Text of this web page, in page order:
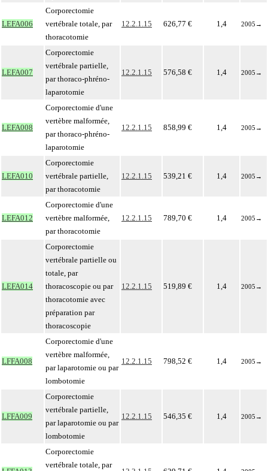
LEFA006
Corporectomie
vertébrale totale, par
thoracotomie
12.2.1.15 626,77 € 1,4 2005 →
LEFA007
Corporectomie
vertébrale partielle,
par thoraco-phréno-
laparotomie
12.2.1.15 576,58 € 1,4 2005 →
LEFA008
Corporectomie d'une
vertèbre malformée,
par thoraco-phréno-
laparotomie
12.2.1.15 858,99 € 1,4 2005 →
LEFA010
Corporectomie
vertébrale partielle,
par thoracotomie
12.2.1.15 539,21 € 1,4 2005 →
LEFA012
Corporectomie d'une
vertèbre malformée,
par thoracotomie
12.2.1.15 789,70 € 1,4 2005 →
LEFA014
Corporectomie
vertébrale partielle ou
totale, par
thoracoscopie ou par
thoracotomie avec
préparation par
thoracoscopie
12.2.1.15 519,89 € 1,4 2005 →
LFFA008
Corporectomie d'une
vertèbre malformée,
par laparotomie ou par
lombotomie
12.2.1.15 798,52 € 1,4 2005 →
LFFA009
Corporectomie
vertébrale partielle,
par laparotomie ou par
lombotomie
12.2.1.15 546,35 € 1,4 2005 →
Corporectomie
vertébrale totale, par